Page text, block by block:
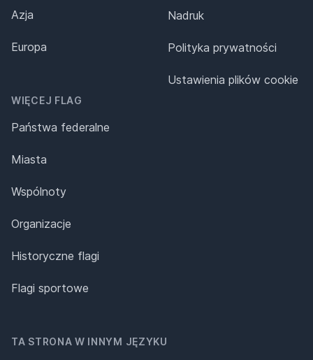
Azja
Europa
WIĘCEJ FLAG
Państwa federalne
Miasta
Wspólnoty
Organizacje
Historyczne flagi
Flagi sportowe
Nadruk
Polityka prywatności
Ustawienia plików cookie
TA STRONA W INNYM JĘZYKU